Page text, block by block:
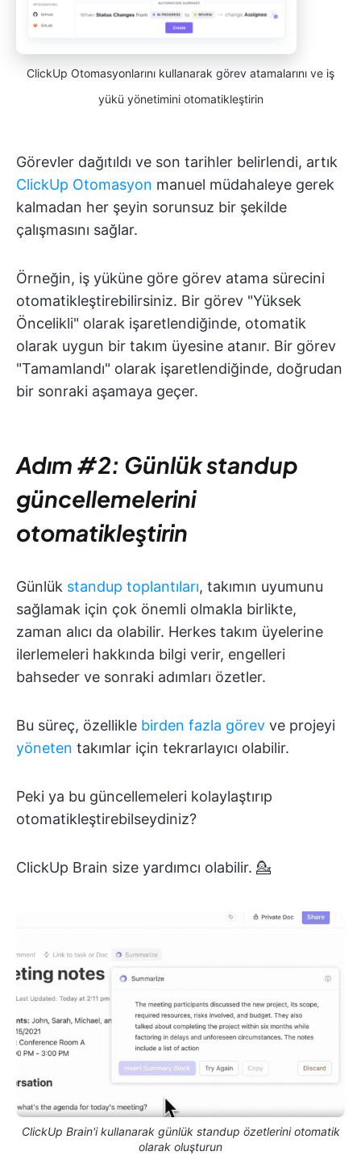
ClickUp Otomasyonlarını kullanarak görev atamalarını ve iş
yükü yönetimini otomatikleştirin
Görevler dağıtıldı ve son tarihler belirlendi, artık
ClickUp Otomasyon manuel müdahaleye gerek
kalmadan her şeyin sorunsuz bir şekilde
çalışmasını sağlar.
Örneğin, iş yüküne göre görev atama sürecini
otomatikleştirebilirsiniz. Bir görev "Yüksek
Öncelikli" olarak işaretlendiğinde, otomatik
olarak uygun bir takım üyesine atanır. Bir görev
"Tamamlandı" olarak işaretlendiğinde, doğrudan
bir sonraki aşamaya geçer.
Adım #2: Günlük standup
güncellemelerini
otomatikleştirin
Günlük standup toplantıları, takımın uyumunu
sağlamak için çok önemli olmakla birlikte,
zaman alıcı da olabilir. Herkes takım üyelerine
ilerlemeleri hakkında bilgi verir, engelleri
bahseder ve sonraki adımları özetler.
Bu süreç, özellikle birden fazla görev ve projeyi
yöneten takımlar için tekrarlayıcı olabilir.
Peki ya bu güncellemeleri kolaylaştırıp
otomatikleştirebilseydiniz?
ClickUp Brain size yardımcı olabilir. 💁
ClickUp Brain'i kullanarak günlük standup özetlerini otomatik
olarak oluşturun